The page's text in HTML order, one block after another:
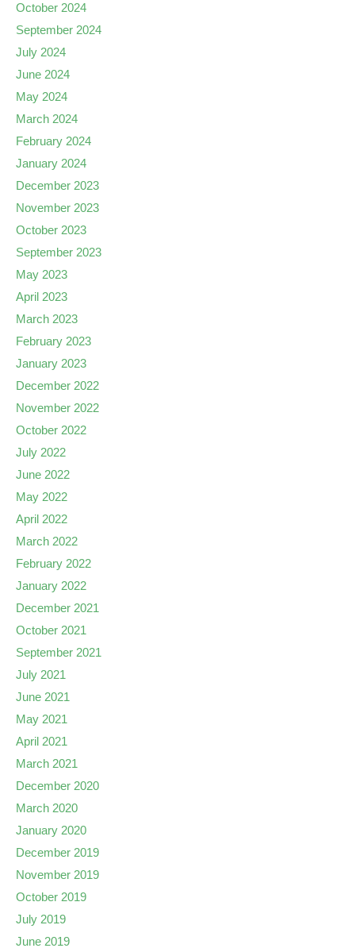
October 2024
September 2024
July 2024
June 2024
May 2024
March 2024
February 2024
January 2024
December 2023
November 2023
October 2023
September 2023
May 2023
April 2023
March 2023
February 2023
January 2023
December 2022
November 2022
October 2022
July 2022
June 2022
May 2022
April 2022
March 2022
February 2022
January 2022
December 2021
October 2021
September 2021
July 2021
June 2021
May 2021
April 2021
March 2021
December 2020
March 2020
January 2020
December 2019
November 2019
October 2019
July 2019
June 2019